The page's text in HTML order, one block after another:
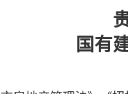
国有